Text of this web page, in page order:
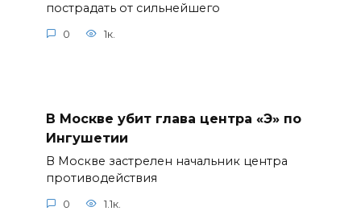
пострадать от сильнейшего
0 1к.
В Москве убит глава центра «Э» по
Ингушетии
В Москве застрелен начальник центра
противодействия
0 1.1к.